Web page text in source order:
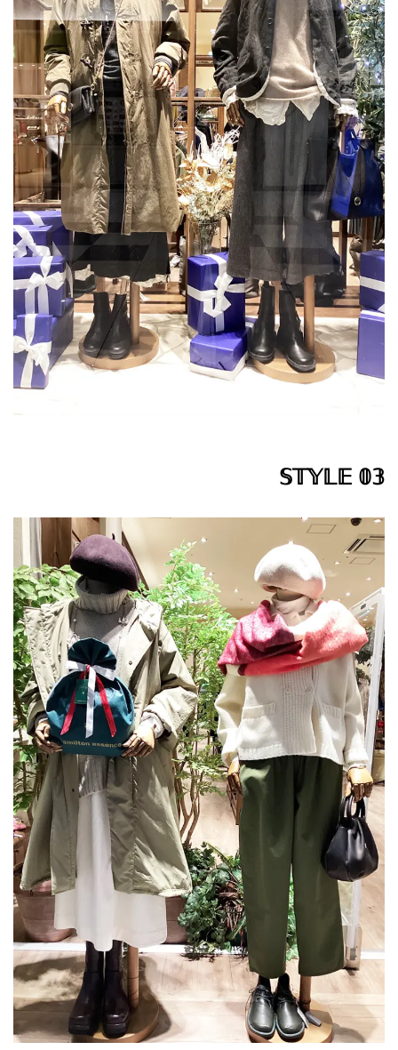
𝕊𝕋𝕐𝕃𝔼 𝟘𝟛